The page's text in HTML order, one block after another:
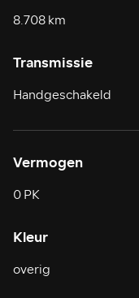
8.708 km
Transmissie
Handgeschakeld
Vermogen
0 PK
Kleur
overig